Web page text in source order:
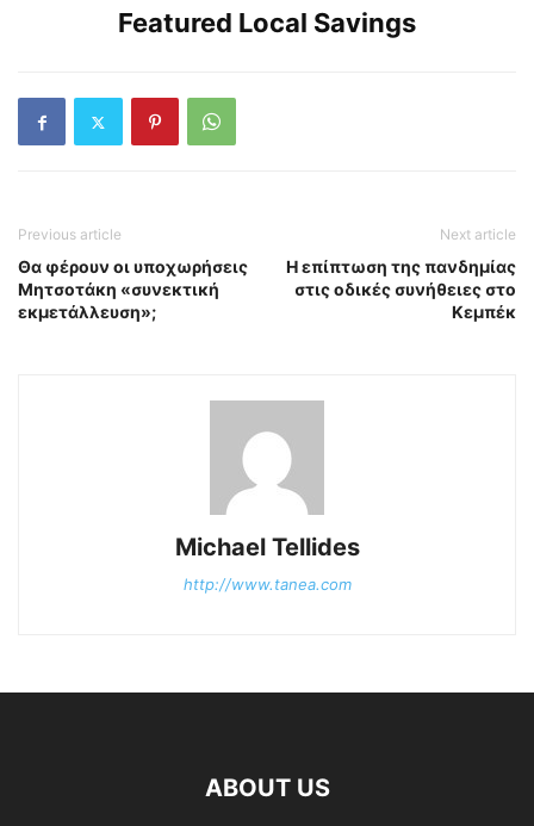
Featured Local Savings
Previous article
Θα φέρουν οι υποχωρήσεις
Μητσοτάκη «συνεκτική
εκμετάλλευση»;
Next article
Η επίπτωση της πανδημίας
στις οδικές συνήθειες στο
Κεμπέκ
Michael Tellides
http://www.tanea.com
ABOUT US